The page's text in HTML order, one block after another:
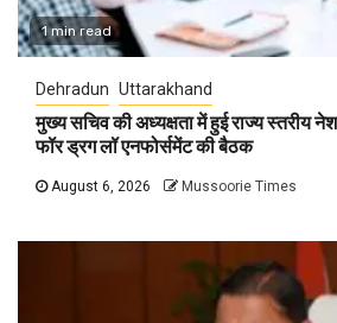
1 min read
Dehradun Uttarakhand
मुख्य सचिव की अध्यक्षता में हुई राज्य स्तरीय
फॉर ड्रग लॉ एनफोर्समेंट की बैठक
August 6, 2026 Mussoorie Times